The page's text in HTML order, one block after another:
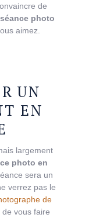
de
séance photo
aimez.
UN
EN
largement
photo en
sera un
verrez pas le
de
de vous faire